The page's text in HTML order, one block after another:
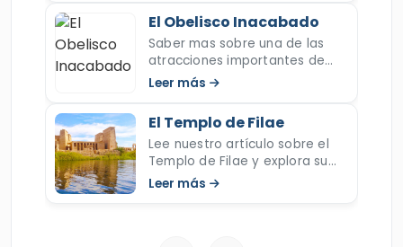
excursión y descubra el extraordinario legado
histórico de Asuán.
Alta Presa y su importancia.
El Obelisco Inacabado
Saber mas sobre una de las
atracciones importantes de
Asuán el Obelisco Inacabado y
cómo construir los obeliscos.
Leer más
El Templo de Filae
Lee nuestro artículo sobre el
Templo de Filae y explora su
historia, sus misterios que narra
Leer más